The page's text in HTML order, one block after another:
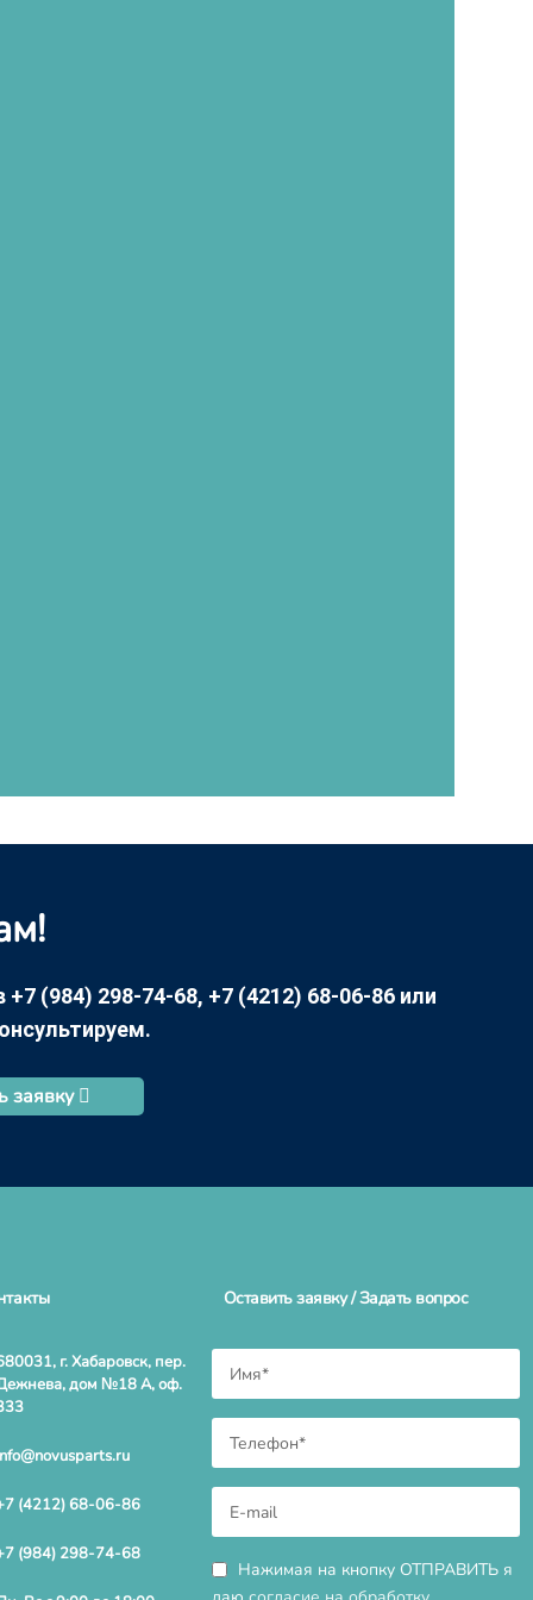
(984) 298-74-68, +7 (4212) 68-06-86 или
заявку
г. Хабаровск, пер.
дом №18 А, оф.
(4212) 68-06-86
(984) 298-74-68
Оставить заявку / Задать вопрос
Нажимая на кнопку ОТПРАВИТЬ я